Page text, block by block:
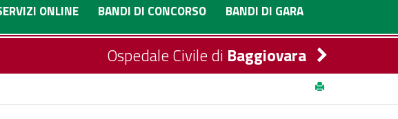
ONLINE BANDI DI CONCORSO BANDI DI GARA
Ospedale Civile di Baggiovara